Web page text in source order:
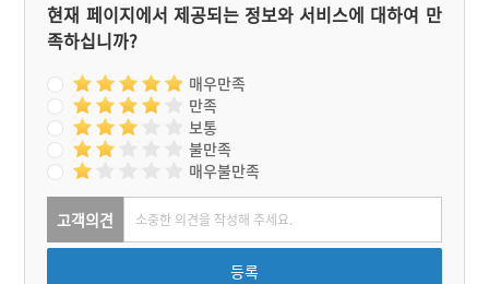
현재 페이지에서 제공되는 정보와 서비스에 대하여 만
족하십니까?
매우만족
만족
보통
불만족
매우불만족
고객의견
등록